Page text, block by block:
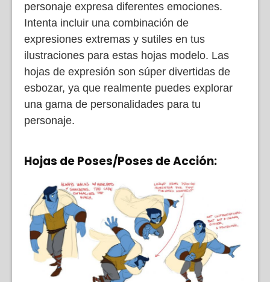
personaje expresa diferentes emociones.
Intenta incluir una combinación de
expresiones extremas y sutiles en tus
ilustraciones para estas hojas modelo. Las
hojas de expresión son súper divertidas de
esbozar, ya que realmente puedes explorar
una gama de personalidades para tu
personaje.
Hojas de Poses/Poses de Acción: